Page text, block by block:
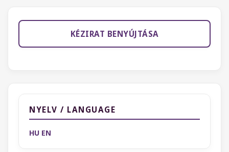
KÉZIRAT BENYÚJTÁSA
NYELV / LANGUAGE
HU EN